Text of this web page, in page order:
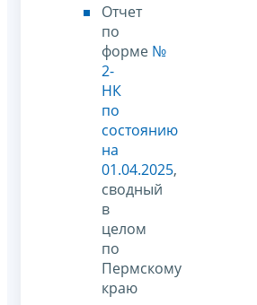
Отчет
по
форме №
2-
НК
по
состоянию
на
01.04.2025,
сводный
в
целом
по
Пермскому
краю